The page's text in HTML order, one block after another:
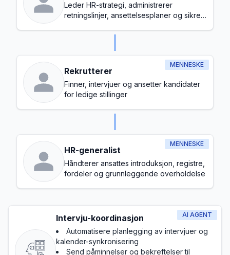
Leder HR-strategi, administrerer
retningslinjer, ansettelsesplaner og sikrer
MENNESKE
Rekrutterer
Finner, intervjuer og ansetter kandidater
for ledige stillinger
MENNESKE
HR-generalist
Håndterer ansattes introduksjon, registre,
fordeler og grunnleggende overholdelse
AI AGENT
Intervju-koordinasjon
Automatisere planlegging av intervjuer og
kalender-synkronisering
Send påminnelser og bekreftelser til